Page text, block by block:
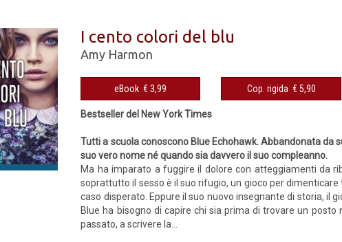
I cento colori del blu
Amy Harmon
eBook € 3,99 Cop. rigida € 5,90
Bestseller del New York Times
Tutti a scuola conoscono Blue Echohawk. Abbandonata da
suo vero nome né quando sia davvero il suo compleanno.
Ma ha imparato a fuggire il dolore con atteggiamenti da
soprattutto il sesso è il suo rifugio, un gioco per
caso disperato. Eppure il suo nuovo insegnante di storia, il
Blue ha bisogno di capire chi sia prima di trovare un
passato, a scrivere la...